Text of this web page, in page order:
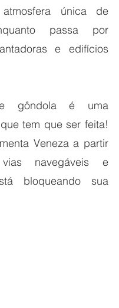
única de
passa por
e edifícios
gôndola é uma
tem que ser feita!
Veneza a partir
navegáveis ​​e
bloqueando sua